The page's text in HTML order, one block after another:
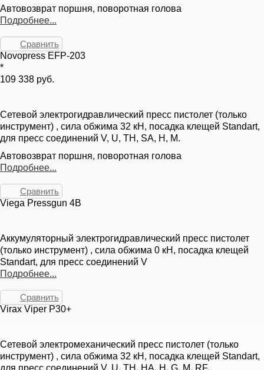
Автовозврат поршня, поворотная голова
Подробнее...
Сравнить
Novopress EFP-203
*
109 338 руб.
Сетевой электрогидравлический пресс пистолет (только
инструмент) , сила обжима 32 кН, посадка клещей Standart,
для пресс соединений V, U, TH, SA, H, M.
Автовозврат поршня, поворотная голова
Подробнее...
Сравнить
Viega Pressgun 4B
Аккумуляторный электрогидравлический пресс пистолет
(только инструмент) , сила обжима 0 кН, посадка клещей
Standart, для пресс соединений V
Подробнее...
Сравнить
Virax Viper P30+
Сетевой электромеханический пресс пистолет (только
инструмент) , сила обжима 32 кН, посадка клещей Standart,
для пресс соединений V, U, TH, HA, H, G, M, RF.